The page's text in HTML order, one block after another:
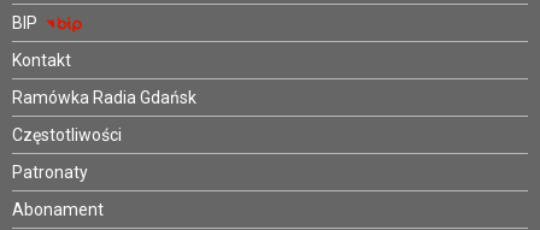
BIP
Kontakt
Ramówka Radia Gdańsk
Częstotliwości
Patronaty
Abonament